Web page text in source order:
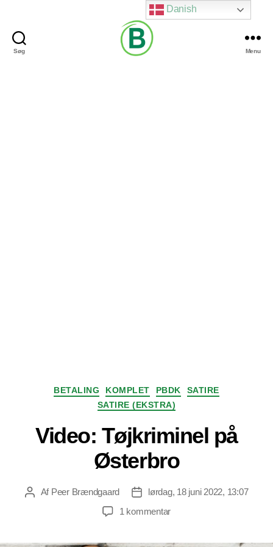
Søg Menu
Kategorier
BETALING KOMPLET PBDK
SATIRE
SATIRE (EKSTRA)
Video: Tøjkriminel på
Østerbro
Indlægsforfatter
Af Peer Brændgaard Indlægsdato
lørdag, 18 juni 2022, 13:07
1 kommentartil
Danish